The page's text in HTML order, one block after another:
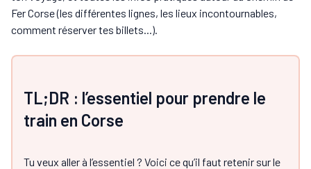
Fer Corse (les différentes lignes, les lieux incontournables,
comment réserver tes billets...).
TL;DR : l’essentiel pour prendre le
train en Corse
Tu veux aller à l’essentiel ? Voici ce qu’il faut retenir sur le